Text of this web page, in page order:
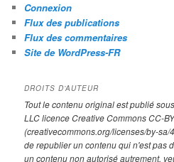
Connexion
Flux des publications
Flux des commentaires
Site de WordPress-FR
DROITS D’AUTEUR
Tout le contenu original est publié
LLC licence Creative Commons CC-
(creativecommons.org/licenses/by-
de republier un contenu qui n'est pas
un contenu non autorisé autrement,